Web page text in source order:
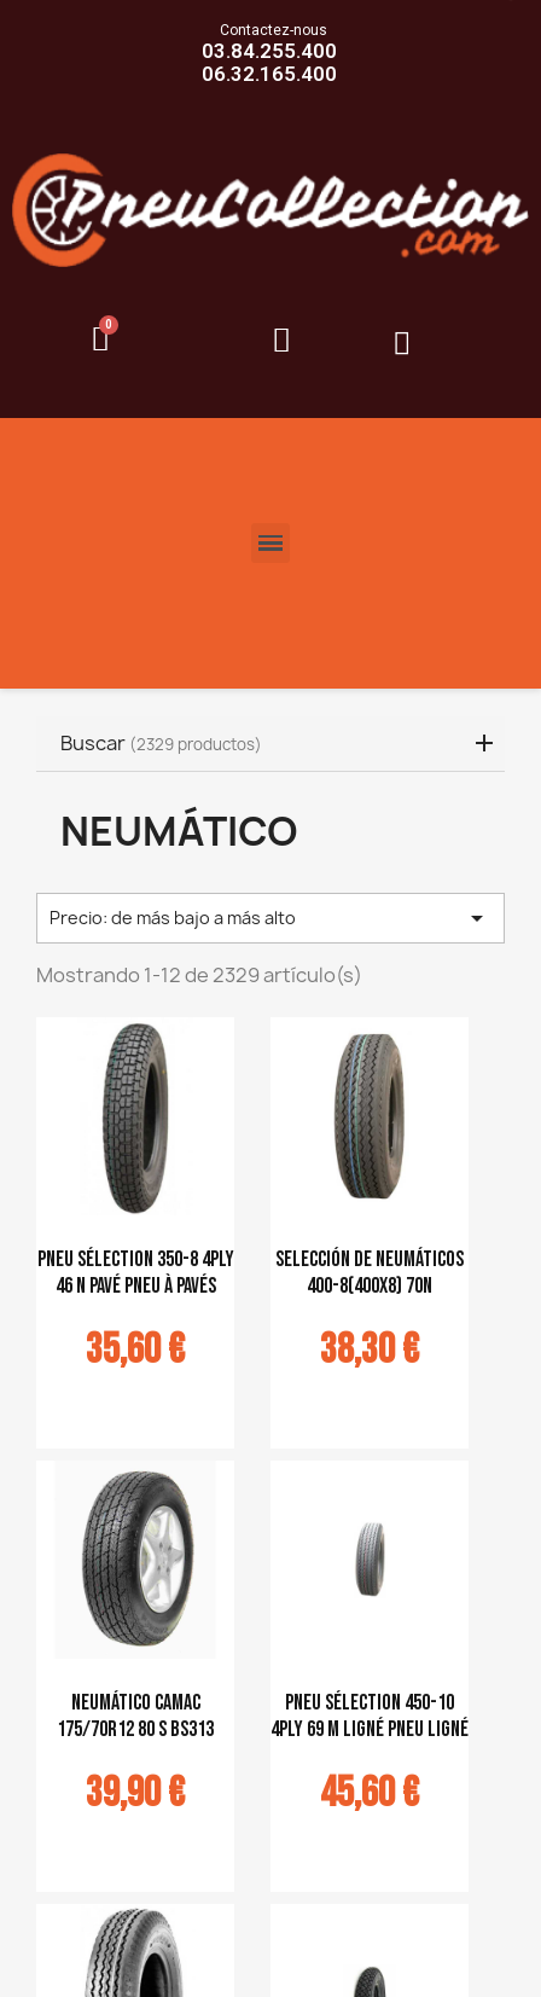
Contactez-nous
03.84.255.400
06.32.165.400
Buscar (2329 productos)
NEUMÁTICO
Precio: de más bajo a más alto 
Mostrando 1-12 de 2329 artículo(s)
pneu sélection 350-8 4PLY
46 N pavé pneu à pavés
35,60 €
selección de neumáticos
400-8(400x8) 70N
38,30 €
Neumático CAMAC
175/70R12 80 S BS313
39,90 €
pneu sélection 450-10
4PLY 69 M ligné pneu ligné
45,60 €